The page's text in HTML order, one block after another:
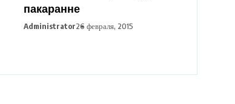
пакаранне
Administrator26 февраля, 2015